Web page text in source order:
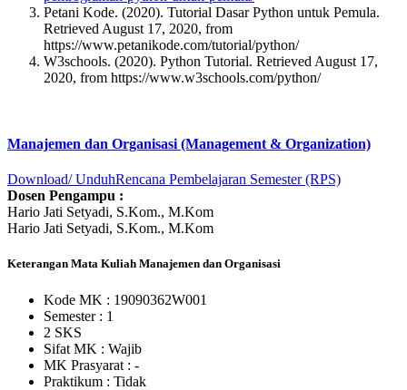
Petani Kode. (2020). Tutorial Dasar Python untuk Pemula.
Retrieved August 17, 2020, from
https://www.petanikode.com/tutorial/python/
W3schools. (2020). Python Tutorial. Retrieved August 17,
2020, from https://www.w3schools.com/python/
Manajemen dan Organisasi (Management & Organization)
Download/ UnduhRencana Pembelajaran Semester (RPS)
Dosen Pengampu :
Hario Jati Setyadi, S.Kom., M.Kom
Hario Jati Setyadi, S.Kom., M.Kom
Keterangan Mata Kuliah Manajemen dan Organisasi
Kode MK : 19090362W001
Semester : 1
2 SKS
Sifat MK : Wajib
MK Prasyarat : -
Praktikum : Tidak